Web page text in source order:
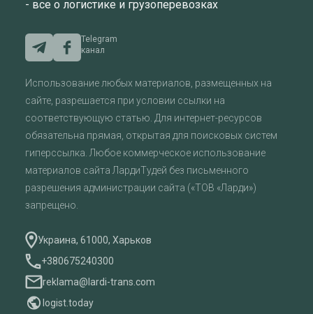
- все о логистике и грузоперевозках
Telegram
канал
Использование любых материалов, размещенных на
сайте, разрешается при условии ссылки на
соответствующую статью. Для интернет-ресурсов
обязательна прямая, открытая для поисковых систем
гиперссылка. Любое коммерческое использование
материалов сайта ЛардиТудей без письменного
разрешения администрации сайта («ТОВ «Ларди»)
запрещено.
Украина, 61000, Харьков
+380675240300
reklama@lardi-trans.com
logist.today